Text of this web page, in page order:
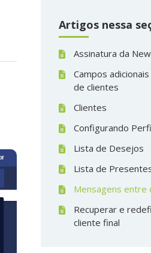
Artigos nessa
Assinatura da
Campos
de clientes
Clientes
Configurando
Lista de Desejos
Lista de
Mensagens entre
Recuperar e
cliente final